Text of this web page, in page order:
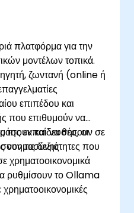
πλατφόρμα για την
μοντέλων τοπικά.
ζωντανή (online ή
επιπέδου και
που επιθυμούν να
και να θέσουν σε
νοημοσύνης
χρηματοοικονομικά
εκπαίδευσης, οι
τις δεξιότητες που
ρυθμίσουν το Ollama